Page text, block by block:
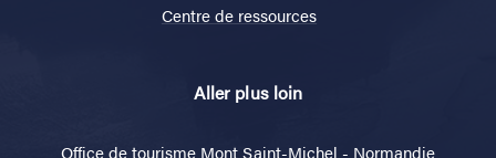
Centre de ressources
Aller plus loin
Office de tourisme Mont Saint-Michel - Normandie